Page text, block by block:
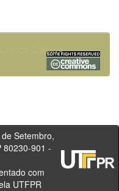
Licença Creative
80230-901 -
Brasil
com
UTFPR